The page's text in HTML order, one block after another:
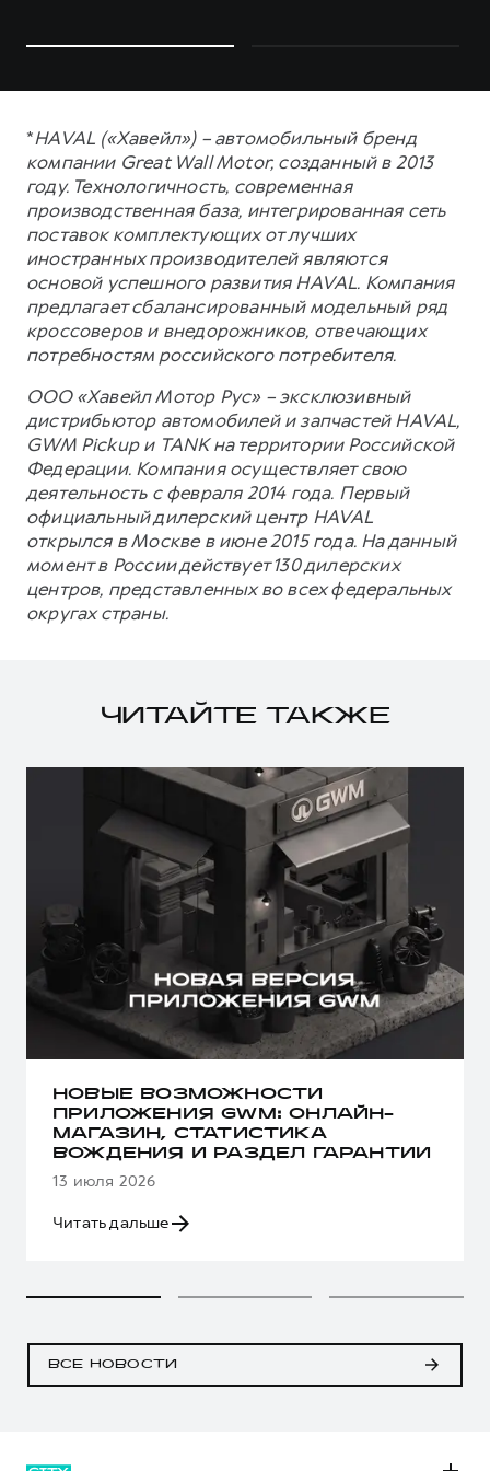
*HAVAL («Хавейл») – автомобильный бренд
компании Great Wall Motor, созданный в 2013
году. Технологичность, современная
производственная база, интегрированная сеть
поставок комплектующих от лучших
иностранных производителей являются
основой успешного развития HAVAL. Компания
предлагает сбалансированный модельный ряд
кроссоверов и внедорожников, отвечающих
потребностям российского потребителя.
ООО «Хавейл Мотор Рус» – эксклюзивный
дистрибьютор автомобилей и запчастей HAVAL,
GWM Pickup и TANK на территории Российской
Федерации. Компания осуществляет свою
деятельность с февраля 2014 года. Первый
официальный дилерский центр HAVAL
открылся в Москве в июне 2015 года. На данный
момент в России действует 130 дилерских
центров, представленных во всех федеральных
округах страны.
ЧИТАЙТЕ ТАКЖЕ
НОВЫЕ ВОЗМОЖНОСТИ
ПРИЛОЖЕНИЯ GWM: ОНЛАЙН-
МАГАЗИН, СТАТИСТИКА
ВОЖДЕНИЯ И РАЗДЕЛ ГАРАНТИИ
13 июля 2026
Читать дальше
ВСЕ НОВОСТИ